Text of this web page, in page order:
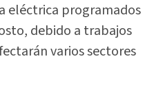
eléctrica programados
debido a trabajos
varios sectores